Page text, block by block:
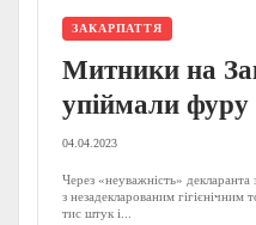
ЗАКАРПАТТЯ
Митники на
упіймали фуру
понад
04.04.2023
Через «неуважність»
з незадекларованим
тис штук і...